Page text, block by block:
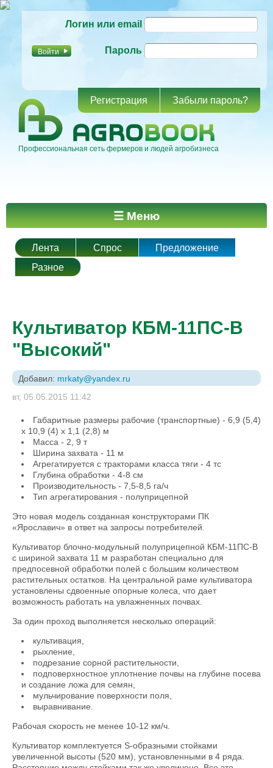
основному
Логин или email
Пароль
Регистрация Забыли пароль?
Профессиональная сеть фермеров и людей агробизнеса
Главное меню ☰ Меню
Лента Спрос
Предложение
Разное
Культиватор КБМ-11ПС-В
"Высокий"
Добавил: mrkaty@yandex.ru
вт, 05.05.2015 11:42
Габаритные размеры рабочие (транспортные) - 6,9 (5,4)
х 10,9 (4) х 1,1 (2,8) м
Масса - 2, 9 т
Ширина захвата - 11 м
Агрегатируется с тракторами класса тяги - 4 тс
Глубина обработки - 4-8 см
Производительность - 7,5-8,5 га/ч
Тип агрегатирования - полуприцепной
Это новая модель созданная конструкторами ПК
«Ярославич» в ответ на запросы потребителей.
Культиватор блочно-модульный полуприцепной КБМ-11ПС-В
с шириной захвата 11 м разработан специально для
предпосевной обработки полей с большим количеством
растительных остатков. На центральной раме культиватора
установлены сдвоенные опорные колеса, что дает
возможность работать на увлажненных почвах.
За один проход выполняется несколько операций:
культивация,
рыхление,
подрезание сорной растительности,
подповерхностное уплотнение почвы на глубине посева
и создание ложа для семян,
мульчирование поверхности поля,
выравнивание.
Рабочая скорость не менее 10-12 км/ч.
Культиватор комплектуется S-образными стойками
увеличенной высоты (520 мм), установленными в 4 ряда.